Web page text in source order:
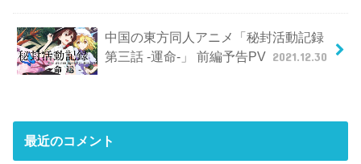
中国の東方同人アニメ「秘封活動記録
第三話 -運命-」 前編予告PV 2021.12.30
最近のコメント